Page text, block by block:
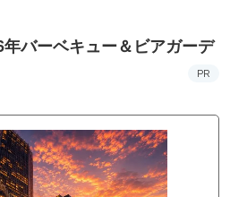
バーベキュー＆ビアガーデ
PR